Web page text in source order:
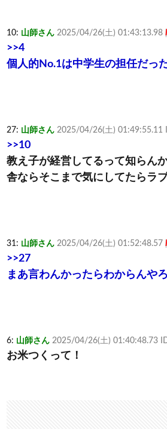
10: 山師さん 2025/04/26(土) 01:43:13.98
>>4
個人的No.1は中学生の担任だっ
27: 山師さん 2025/04/26(土) 01:49:55.11
>>10
教え子が経営してるって知らん
舎ならそこまで気にしてたらラ
31: 山師さん 2025/04/26(土) 01:52:48.57
>>27
まあ言わんかったらわからんやろ
6: 山師さん 2025/04/26(土) 01:40:48.73
お米つくって！